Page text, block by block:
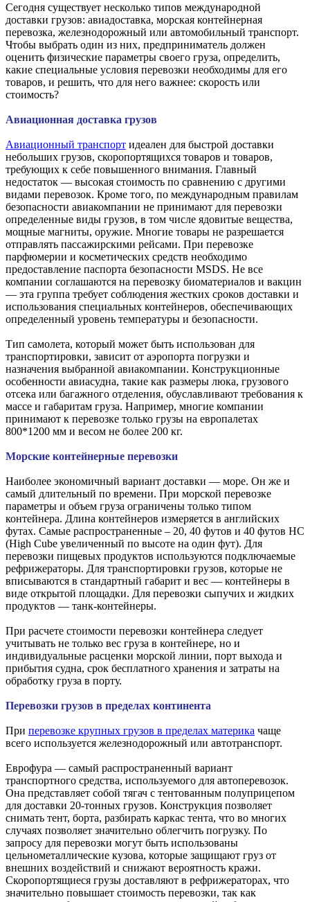
Сегодня существует несколько типов международной
доставки грузов: авиадоставка, морская контейнерная
перевозка, железнодорожный или автомобильный транспорт.
Чтобы выбрать один из них, предприниматель должен
оценить физические параметры своего груза, определить,
какие специальные условия перевозки необходимы для его
товаров, и решить, что для него важнее: скорость или
стоимость?
Авиационная доставка грузов
Авиационный транспорт идеален для быстрой доставки
небольших грузов, скоропортящихся товаров и товаров,
требующих к себе повышенного внимания. Главный
недостаток — высокая стоимость по сравнению с другими
видами перевозок. Кроме того, по международным правилам
безопасности авиакомпании не принимают для перевозки
определенные виды грузов, в том числе ядовитые вещества,
мощные магниты, оружие. Многие товары не разрешается
отправлять пассажирскими рейсами. При перевозке
парфюмерии и косметических средств необходимо
предоставление паспорта безопасности MSDS. Не все
компании соглашаются на перевозку биоматериалов и вакцин
— эта группа требует соблюдения жестких сроков доставки и
использования специальных контейнеров, обеспечивающих
определенный уровень температуры и безопасности.
Тип самолета, который может быть использован для
транспортировки, зависит от аэропорта погрузки и
назначения выбранной авиакомпании. Конструкционные
особенности авиасудна, такие как размеры люка, грузового
отсека или багажного отделения, обуславливают требования к
массе и габаритам груза. Например, многие компании
принимают к перевозке только грузы на европалетах
800*1200 мм и весом не более 200 кг.
Морские контейнерные перевозки
Наиболее экономичный вариант доставки — море. Он же и
самый длительный по времени. При морской перевозке
параметры и объем груза ограничены только типом
контейнера. Длина контейнеров измеряется в английских
футах. Самые распространенные – 20, 40 футов и 40 футов HC
(High Cube увеличенный по высоте на один фут). Для
перевозки пищевых продуктов используются подключаемые
рефрижераторы. Для транспортировки грузов, которые не
вписываются в стандартный габарит и вес — контейнеры в
виде открытой площадки. Для перевозки сыпучих и жидких
продуктов — танк-контейнеры.
При расчете стоимости перевозки контейнера следует
учитывать не только вес груза в контейнере, но и
индивидуальные расценки морской линии, порт выхода и
прибытия судна, срок бесплатного хранения и затраты на
обработку груза в порту.
Перевозки грузов в пределах континента
При перевозке крупных грузов в пределах материка чаще
всего используется железнодорожный или автотранспорт.
Еврофура — самый распространенный вариант
транспортного средства, используемого для автоперевозок.
Она представляет собой тягач с тентованным полуприцепом
для доставки 20-тонных грузов. Конструкция позволяет
снимать тент, борта, разбирать каркас тента, что во многих
случаях позволяет значительно облегчить погрузку. По
запросу для перевозки могут быть использованы
цельнометаллические кузова, которые защищают груз от
внешних воздействий и снижают вероятность кражи.
Скоропортящиеся грузы доставляют в рефрижераторах, что
значительно повышает стоимость перевозки, так как